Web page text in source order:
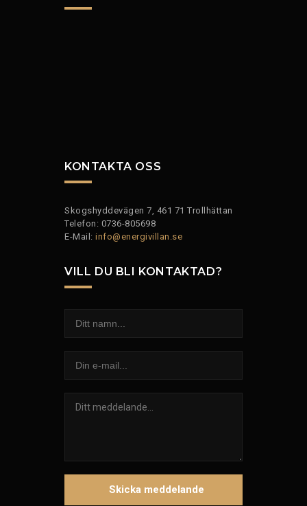
KONTAKTA OSS
Skogshyddevägen 7, 461 71 Trollhättan
Telefon: 0736-805698
E-Mail: info@energivillan.se
VILL DU BLI KONTAKTAD?